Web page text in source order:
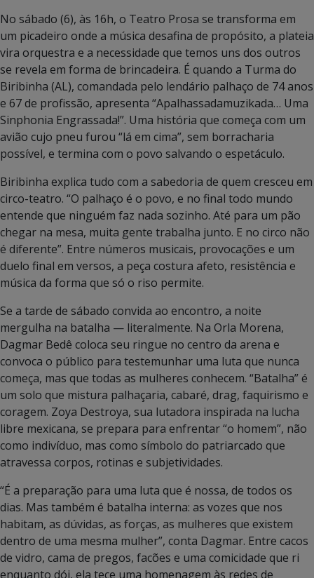
No sábado (6), às 16h, o Teatro Prosa se transforma em
um picadeiro onde a música desafina de propósito, a plateia
vira orquestra e a necessidade que temos uns dos outros
se revela em forma de brincadeira. É quando a Turma do
Biribinha (AL), comandada pelo lendário palhaço de 74 anos
e 67 de profissão, apresenta “Apalhassadamuzikada… Uma
Sinphonia Engrassada!”. Uma história que começa com um
avião cujo pneu furou “lá em cima”, sem borracharia
possível, e termina com o povo salvando o espetáculo.
Biribinha explica tudo com a sabedoria de quem cresceu em
circo-teatro. “O palhaço é o povo, e no final todo mundo
entende que ninguém faz nada sozinho. Até para um pão
chegar na mesa, muita gente trabalha junto. E no circo não
é diferente”. Entre números musicais, provocações e um
duelo final em versos, a peça costura afeto, resistência e
música da forma que só o riso permite.
Se a tarde de sábado convida ao encontro, a noite
mergulha na batalha — literalmente. Na Orla Morena,
Dagmar Bedê coloca seu ringue no centro da arena e
convoca o público para testemunhar uma luta que nunca
começa, mas que todas as mulheres conhecem. “Batalha” é
um solo que mistura palhaçaria, cabaré, drag, faquirismo e
coragem. Zoya Destroya, sua lutadora inspirada na lucha
libre mexicana, se prepara para enfrentar “o homem”, não
como indivíduo, mas como símbolo do patriarcado que
atravessa corpos, rotinas e subjetividades.
“É a preparação para uma luta que é nossa, de todos os
dias. Mas também é batalha interna: as vozes que nos
habitam, as dúvidas, as forças, as mulheres que existem
dentro de uma mesma mulher”, conta Dagmar. Entre cacos
de vidro, cama de pregos, facões e uma comicidade que ri
enquanto dói, ela tece uma homenagem às redes de